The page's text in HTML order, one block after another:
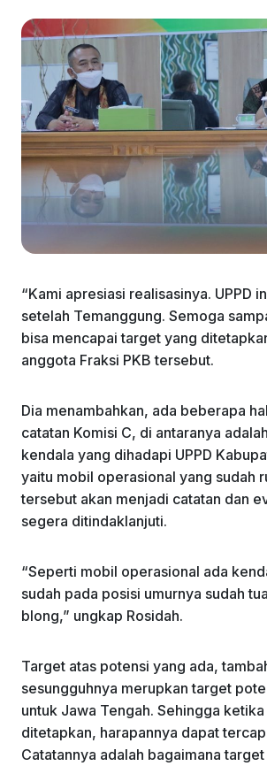
“Kami apresiasi realisasinya. UPPD
setelah Temanggung. Semoga
bisa mencapai target yang
anggota Fraksi PKB tersebut.
Dia menambahkan, ada beberapa
catatan Komisi C, di antaranya
kendala yang dihadapi UPPD
yaitu mobil operasional yang sudah
tersebut akan menjadi catatan dan
segera ditindaklanjuti.
“Seperti mobil operasional ada
sudah pada posisi umurnya sudah
blong,” ungkap Rosidah.
Target atas potensi yang ada,
sesungguhnya merupkan target
untuk Jawa Tengah. Sehingga
ditetapkan, harapannya dapat
Catatannya adalah bagaimana